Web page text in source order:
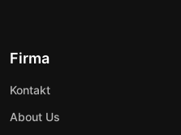
Firma
Kontakt
About Us